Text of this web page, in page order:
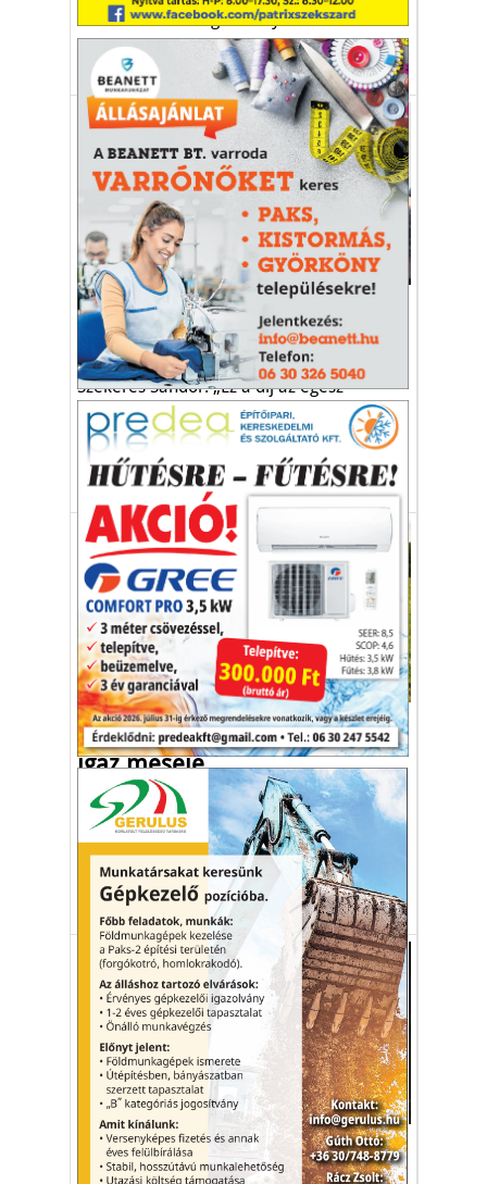
intézkedéssel megakadályozni.
madárinfluenza baromfi járvány vírus
Aktuális
Bát-Grill Kft.: modernizálás és
dolgozói program
Szekeres Sándor: „Ez a díj az egész
kollektívát illeti.”
Szekeres Sándor
Bát-Grill Baromfifeldolgozó Kft.
Év Vállalkozója Díj
Aktuális
A pórul járt róka és a tyúkok
igaz meséje
Összefogtak egy francia iskolagazdaság
tyúkjai, és megöltek egy rókát – írja a
Guardian című brit lap.
tyúk róka támadás baromfi
Egészség-életmód
Bérelj tyúkot!